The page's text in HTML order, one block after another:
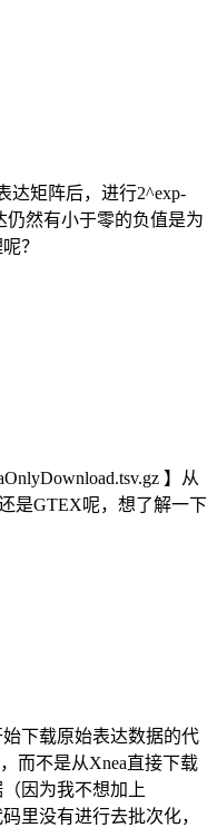
达矩阵后，进行2^exp-
仍然有小于零的负值是为
？
】从
是GTEX呢，想了解一下
下载原始表达数据的代
而不是从Xnea直接下载
因为我不想加上
里没有进行去批次化，